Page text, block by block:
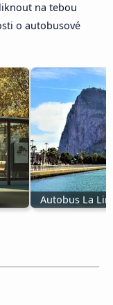
na tebou
o autobusové
Autobus La